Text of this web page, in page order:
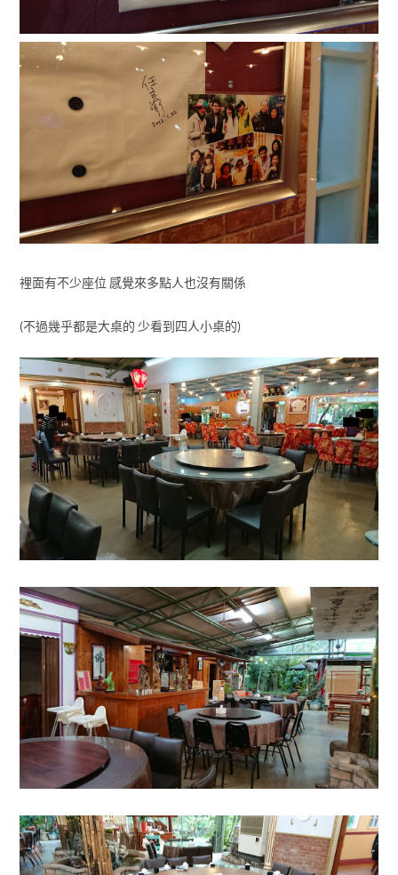
裡面有不少座位 感覺來多點人也沒有關係
(不過幾乎都是大桌的 少看到四人小桌的)